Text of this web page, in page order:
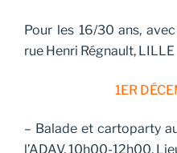
Pour les 16/30 ans, avec
rue Henri Régnault, LILLE
1ER
– Balade et cartoparty
l’ADAV, 10h00-12h00.